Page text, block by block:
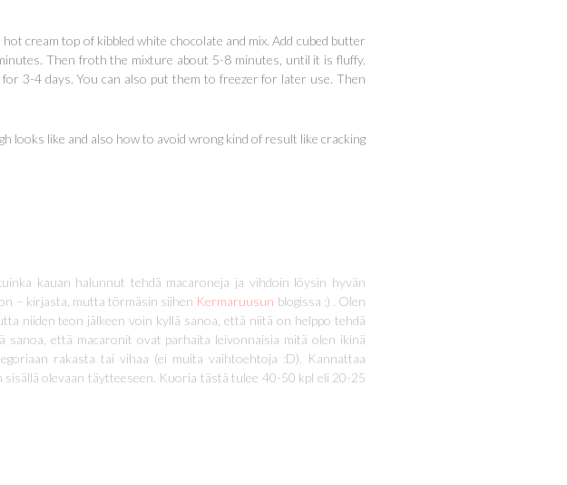
cream top of kibbled white chocolate and mix. Add cubed butter
Then froth the mixture about 5-8 minutes, until it is fluffy.
3-4 days. You can also put them to freezer for later use. Then
looks like and also how to avoid wrong kind of result like cracking
kauan halunnut tehdä macaroneja ja vihdoin löysin hyvän
– kirjasta, mutta törmäsin siihen Kermaruusun blogissa :) . Olen
niiden teon jälkeen voin kyllä sanoa, että niitä on helppo tehdä
että macaronit ovat parhaita leivonnaisia mitä olen ikinä
rakasta tai vihaa (ei muita vaihtoehtoja :D). Kannattaa
olevaan täytteeseen. Kuoria tästä tulee 40-50 kpl eli 20-25